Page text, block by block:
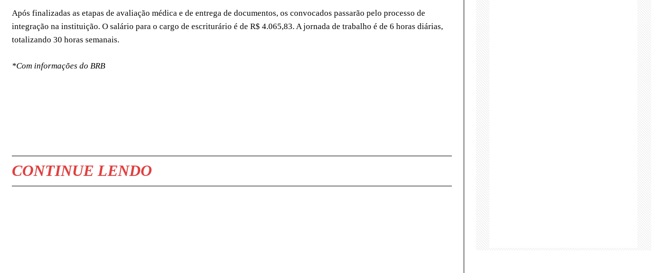
Após finalizadas as etapas de avaliação médica e de entrega de documentos, os convocados passarão pelo processo de
integração na instituição. O salário para o cargo de escriturário é de R$ 4.065,83. A jornada de trabalho é de 6 horas diárias,
totalizando 30 horas semanais.
*Com informações do BRB
CONTINUE LENDO